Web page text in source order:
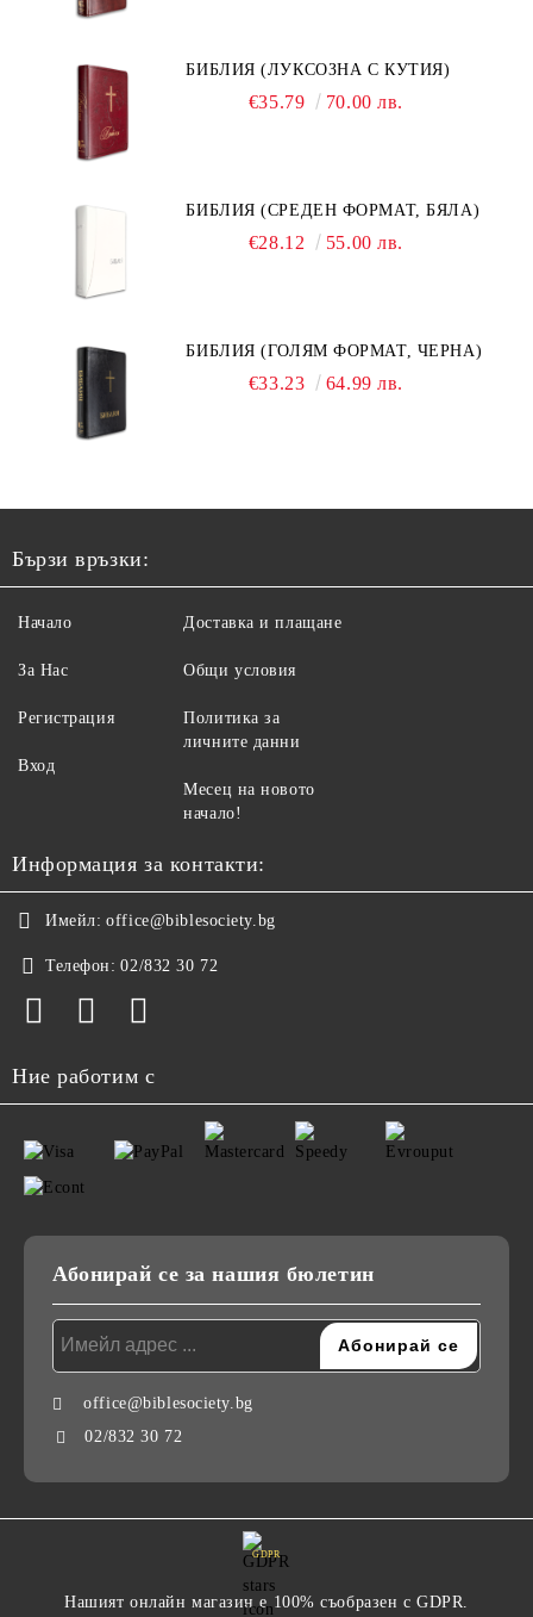
БИБЛИЯ (ЛУКСОЗНА С КУТИЯ)
€35.79 70.00 лв.
БИБЛИЯ (СРЕДЕН ФОРМАТ, БЯЛА)
€28.12 55.00 лв.
БИБЛИЯ (ГОЛЯМ ФОРМАТ, ЧЕРНА)
€33.23 64.99 лв.
Бързи връзки:
Начало
За Нас
Регистрация
Вход
Доставка и плащане
Общи условия
Политика за
личните данни
Месец на новото
начало!
Информация за контакти:
Имейл: office@biblesociety.bg
Телефон: 02/832 30 72
Ние работим с
Абонирай се за нашия бюлетин
office@biblesociety.bg
02/832 30 72
GDPR
Нашият онлайн магазин е 100% съобразен с GDPR.